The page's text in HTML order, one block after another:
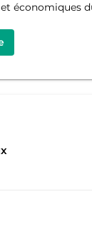
économiques